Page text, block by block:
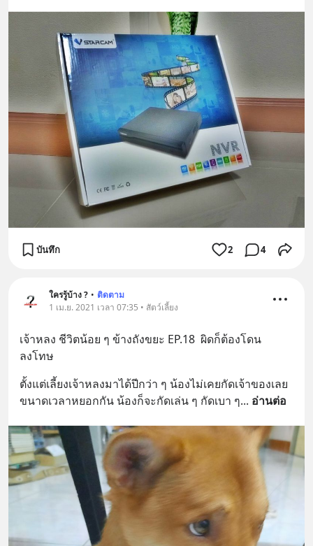
บันทึก 2 4
ใครรู้บ้าง ? • ติดตาม
1 เม.ย. 2021 เวลา 07:35 • สัตว์เลี้ยง
เจ้าหลง ชีวิตน้อย ๆ ข้างถังขยะ EP.18  ผิดก็ต้องโดน
ลงโทษ
ตั้งแต่เลี้ยงเจ้าหลงมาได้ปีกว่า ๆ น้องไม่เคยกัดเจ้าของเลย
ขนาดเวลาหยอกกัน น้องก็จะกัดเล่น ๆ กัดเบา ๆ... อ่านต่อ